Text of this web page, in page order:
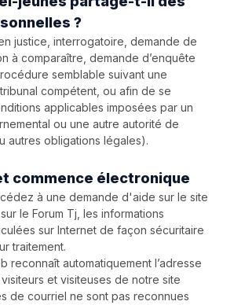
?
justice, interrogatoire, demande de
à comparaître, demande d’enquête
semblable suivant une
compétent, ou afin de se
applicables imposées par un
ou une autre autorité de
autres obligations légales).
commence électronique
à une demande d'aide sur le site
le Forum Tj, les informations
sur Internet de façon sécuritaire
traitement.
reconnaît automatiquement l’adresse
et visiteuses de notre site
de courriel ne sont pas reconnues